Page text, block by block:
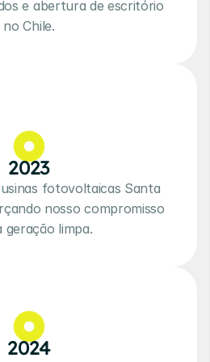
e abertura de escritório
no Chile.
fotovoltaicas Santa
nosso compromisso
geração limpa.
2023
2024